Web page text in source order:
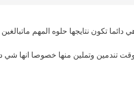
تكون نتايجها حلوه المهم
تندمين وتملين منها خصوصا انها شي